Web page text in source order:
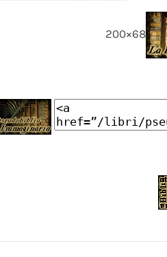
200×68